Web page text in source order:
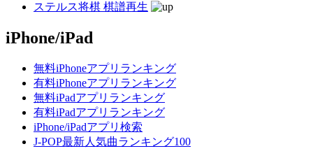
ステルス将棋 棋譜再生
iPhone/iPad
無料iPhoneアプリランキング
有料iPhoneアプリランキング
無料iPadアプリランキング
有料iPadアプリランキング
iPhone/iPadアプリ検索
J-POP最新人気曲ランキング100